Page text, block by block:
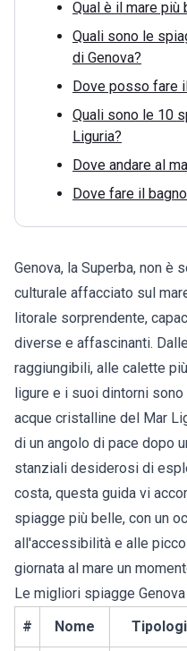
Qual è il mare più
Quali sono le
di Genova?
Dove posso fare
Quali sono le 10
Liguria?
Dove andare al
Dove fare il
Genova, la Superba, non è
culturale affacciato sul
litorale sorprendente,
diverse e affascinanti.
raggiungibili, alle calette
ligure e i suoi dintorni
acque cristalline del Mar
di un angolo di pace dopo
stanziali desiderosi di
costa, questa guida vi
spiagge più belle, con un
all'accessibilità e alle
giornata al mare un
Le migliori spiagge Genova
#
Nome